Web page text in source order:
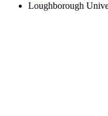
Loughborough